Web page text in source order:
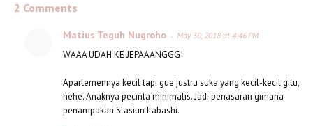
2 Comments
Matius Teguh Nugroho May 30, 2018 at 4:46 PM
WAAA UDAH KE JEPAAANGGG!
Apartemennya kecil tapi gue justru suka yang kecil-kecil gitu,
hehe. Anaknya pecinta minimalis. Jadi penasaran gimana
penampakan Stasiun Itabashi.